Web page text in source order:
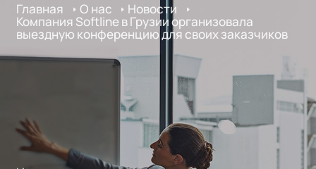
Главная О нас Новости
Компания Softline в Грузии организовала
выездную конференцию для своих заказчиков